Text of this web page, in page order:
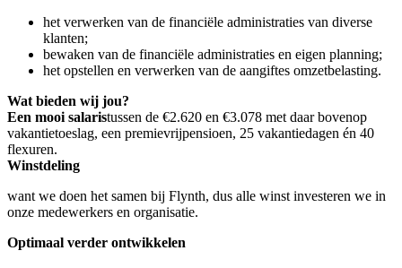
het verwerken van de financiële administraties van diverse
klanten;
bewaken van de financiële administraties en eigen planning;
het opstellen en verwerken van de aangiftes omzetbelasting.
Wat bieden wij jou?
Een mooi salaristussen de €2.620 en €3.078 met daar bovenop
vakantietoeslag, een premievrijpensioen, 25 vakantiedagen én 40
flexuren.
Winstdeling
want we doen het samen bij Flynth, dus alle winst investeren we in
onze medewerkers en organisatie.
Optimaal verder ontwikkelen